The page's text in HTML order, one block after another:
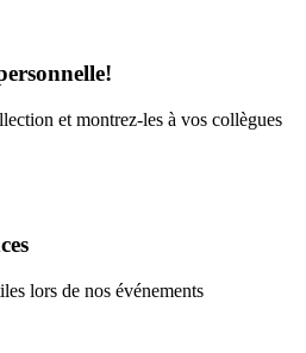
et montrez-les à vos collègues
lors de nos événements